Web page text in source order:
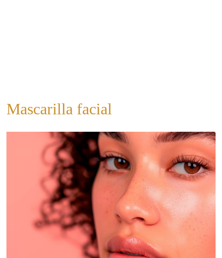
Mascarilla facial